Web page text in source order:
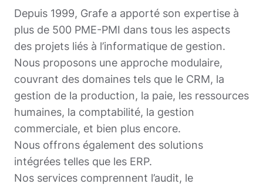
Depuis 1999, Grafe a apporté son expertise à
plus de 500 PME-PMI dans tous les aspects
des projets liés à l’informatique de gestion.
Nous proposons une approche modulaire,
couvrant des domaines tels que le CRM, la
gestion de la production, la paie, les ressources
humaines, la comptabilité, la gestion
commerciale, et bien plus encore.
Nous offrons également des solutions
intégrées telles que les ERP.
Nos services comprennent l’audit, le